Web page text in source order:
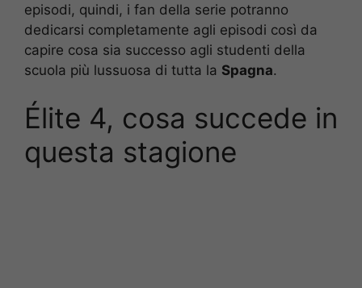
episodi, quindi, i fan della serie potranno
dedicarsi completamente agli episodi così da
capire cosa sia successo agli studenti della
scuola più lussuosa di tutta la Spagna.
Élite 4, cosa succede in
questa stagione